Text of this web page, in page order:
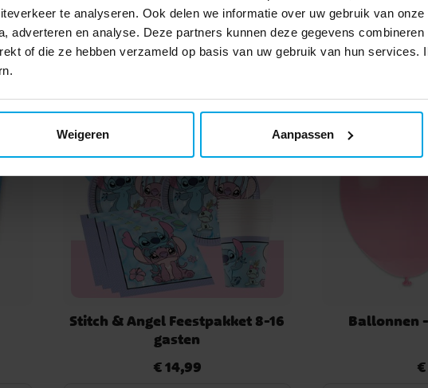
te analyseren. Ook delen we informatie over uw gebruik van
adverteren en analyse. Deze partners kunnen deze gegevens
of die ze hebben verzameld op basis van uw gebruik van hun services.
Weigeren Aanpassen
Anderen kochten
Stitch & Angel Feestpakket 8-16
gasten
Prijs:€ 14,99
€ 14,99
Ballonnen